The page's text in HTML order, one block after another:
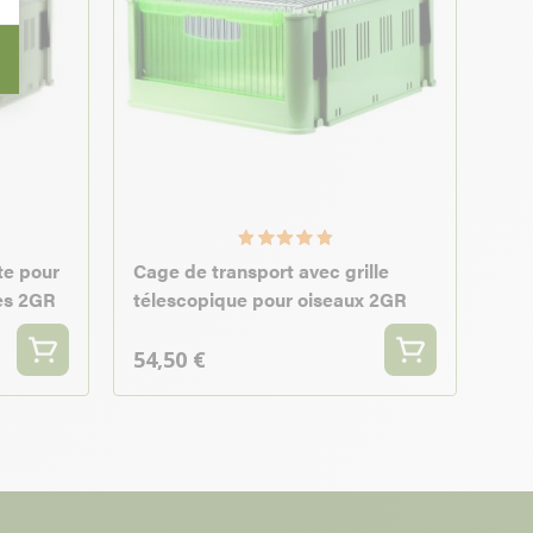
pour
2GR
Cage de transport avec grille
télescopique pour oiseaux 2GR
54,50 €